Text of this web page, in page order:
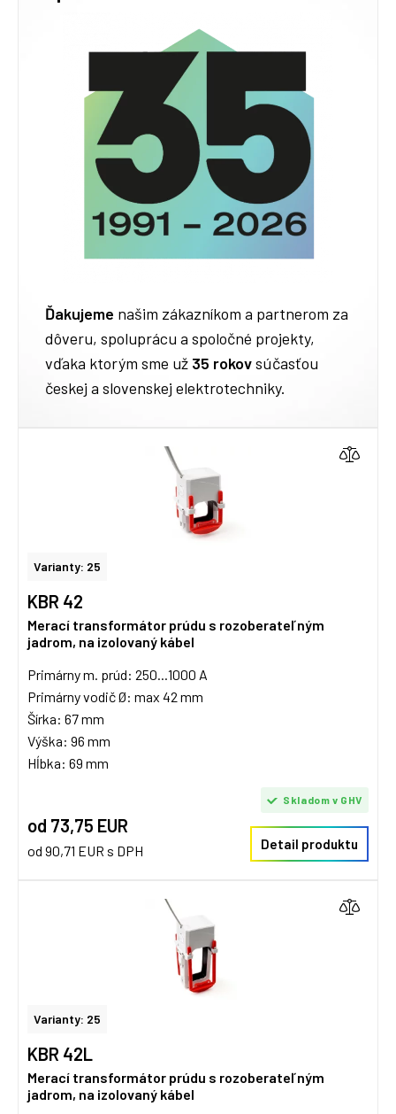
Ďakujeme našim zákazníkom a partnerom za
dôveru, spoluprácu a spoločné projekty,
vďaka ktorým sme už 35 rokovsúčasťou
českej a slovenskej elektrotechniky.
Varianty: 25
KBR 42
Merací transformátor prúdu s rozoberateľným
jadrom, na izolovaný kábel
Primárny m. prúd: 250...1000 A
Primárny vodič Ø: max 42 mm
Šírka: 67 mm
Výška: 96 mm
Hĺbka: 69 mm
od 73,75 EUR
od 90,71 EUR s DPH
Skladom v GHV
Detail produktu
Varianty: 25
KBR 42L
Merací transformátor prúdu s rozoberateľným
jadrom, na izolovaný kábel